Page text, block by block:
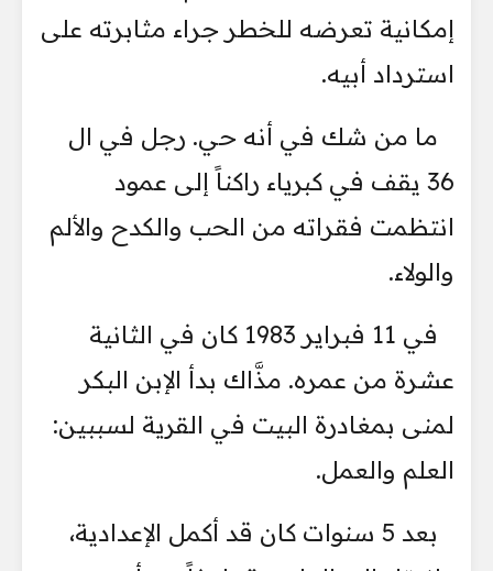
إمكانية تعرضه للخطر جراء مثابرته على
استرداد أبيه.
ما من شك في أنه حي. رجل في ال
36 يقف في كبرياء راكناً إلى عمود
انتظمت فقراته من الحب والكدح والألم
والولاء.
في 11 فبراير 1983 كان في الثانية
عشرة من عمره. مذَّاك بدأ الإبن البكر
لمنى بمغادرة البيت في القرية لسببين:
العلم والعمل.
بعد 5 سنوات كان قد أكمل الإعدادية،